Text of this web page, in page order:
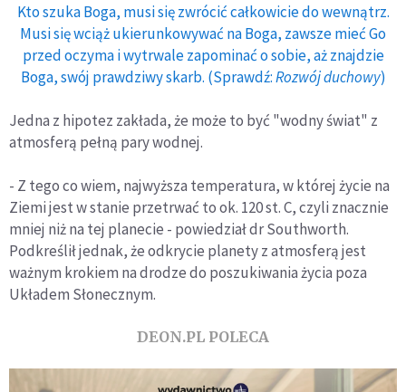
Kto szuka Boga, musi się zwrócić całkowicie do wewnątrz.
Musi się wciąż ukierunkowywać na Boga, zawsze mieć Go
przed oczyma i wytrwale zapominać o sobie, aż znajdzie
Boga, swój prawdziwy skarb. (Sprawdź:Rozwój duchowy)
Jedna z hipotez zakłada, że może to być "wodny świat" z
atmosferą pełną pary wodnej.
- Z tego co wiem, najwyższa temperatura, w której życie na
Ziemi jest w stanie przetrwać to ok. 120 st. C, czyli znacznie
mniej niż na tej planecie - powiedział dr Southworth.
Podkreślił jednak, że odkrycie planety z atmosferą jest
ważnym krokiem na drodze do poszukiwania życia poza
Układem Słonecznym.
DEON.PL POLECA